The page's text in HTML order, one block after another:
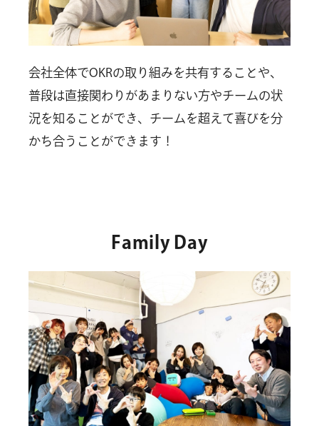
会社全体でOKRの取り組みを共有することや、
普段は直接関わりがあまりない方やチームの状
況を知ることができ、チームを超えて喜びを分
かち合うことができます！
Family Day